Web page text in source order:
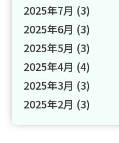
2025年7月 (3)
2025年6月 (3)
2025年5月 (3)
2025年4月 (4)
2025年3月 (3)
2025年2月 (3)